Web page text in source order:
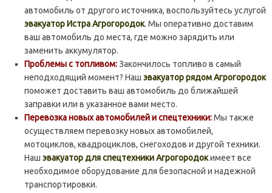
автомобиль от другого источника, воспользуйтесь услугой
эвакуатор Истра Агрогородок. Мы оперативно доставим
ваш автомобиль до места, где можно зарядить или
заменить аккумулятор.
Проблемы с топливом:Закончилось топливо в самый
неподходящий момент? Наш эвакуатор рядом Агрогородок
поможет доставить ваш автомобиль до ближайшей
заправки или в указанное вами место.
Перевозка новых автомобилей и спецтехники:Мы также
осуществляем перевозку новых автомобилей,
мотоциклов, квадроциклов, снегоходов и другой техники.
Наш эвакуатор для спецтехники Агрогородокимеет все
необходимое оборудование для безопасной и надежной
транспортировки.